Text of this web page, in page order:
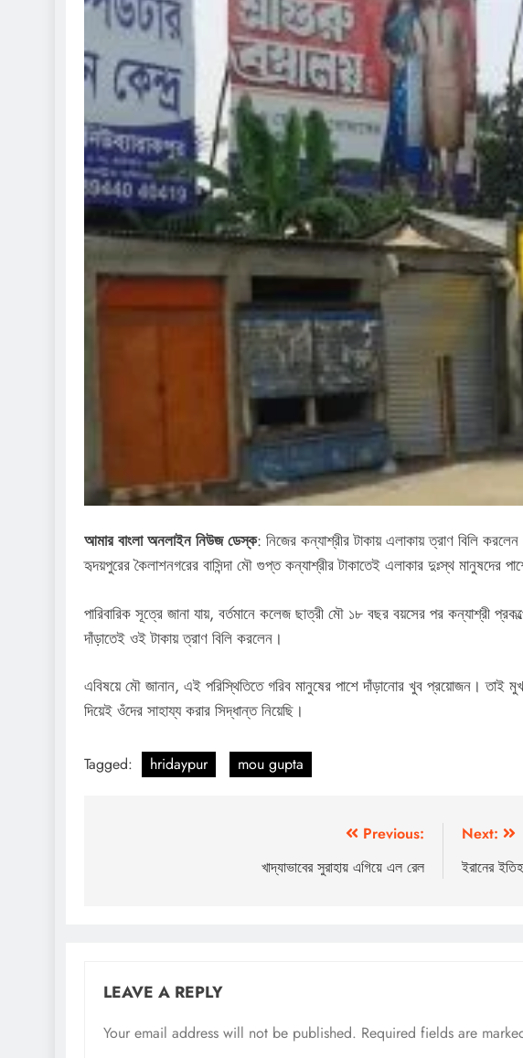
আমার বাংলা অনলাইন নিউজ ডেস্ক: নিজের কন্যাশ্রীর টাকায় এলাকায় ত্রাণ বিলি
হৃদয়পুরের কৈলাশনগরের বাসিন্দা মৌ গুপ্ত কন্যাশ্রীর টাকাতেই এলাকার দুঃস্থ মানুষদের
পারিবারিক সূত্রে জানা যায়, বর্তমানে কলেজ ছাত্রী মৌ ১৮ বছর বয়সের পর কন্যাশ্রী
দাঁড়াতেই ওই টাকায় ত্রাণ বিলি করলেন।
এবিষয়ে মৌ জানান, এই পরিস্থিতিতে গরিব মানুষের পাশে দাঁড়ানোর খুব প্রয়োজন। তাই
দিয়েই ওঁদের সাহায্য করার সিদ্ধান্ত নিয়েছি।
Tagged: hridaypur mou gupta
Previous:
খাদ্যাভাবের সুরাহায় এগিয়ে এল রেল
Next:
ইরানের
LEAVE A REPLY
Your email address will not be published. Required fields are